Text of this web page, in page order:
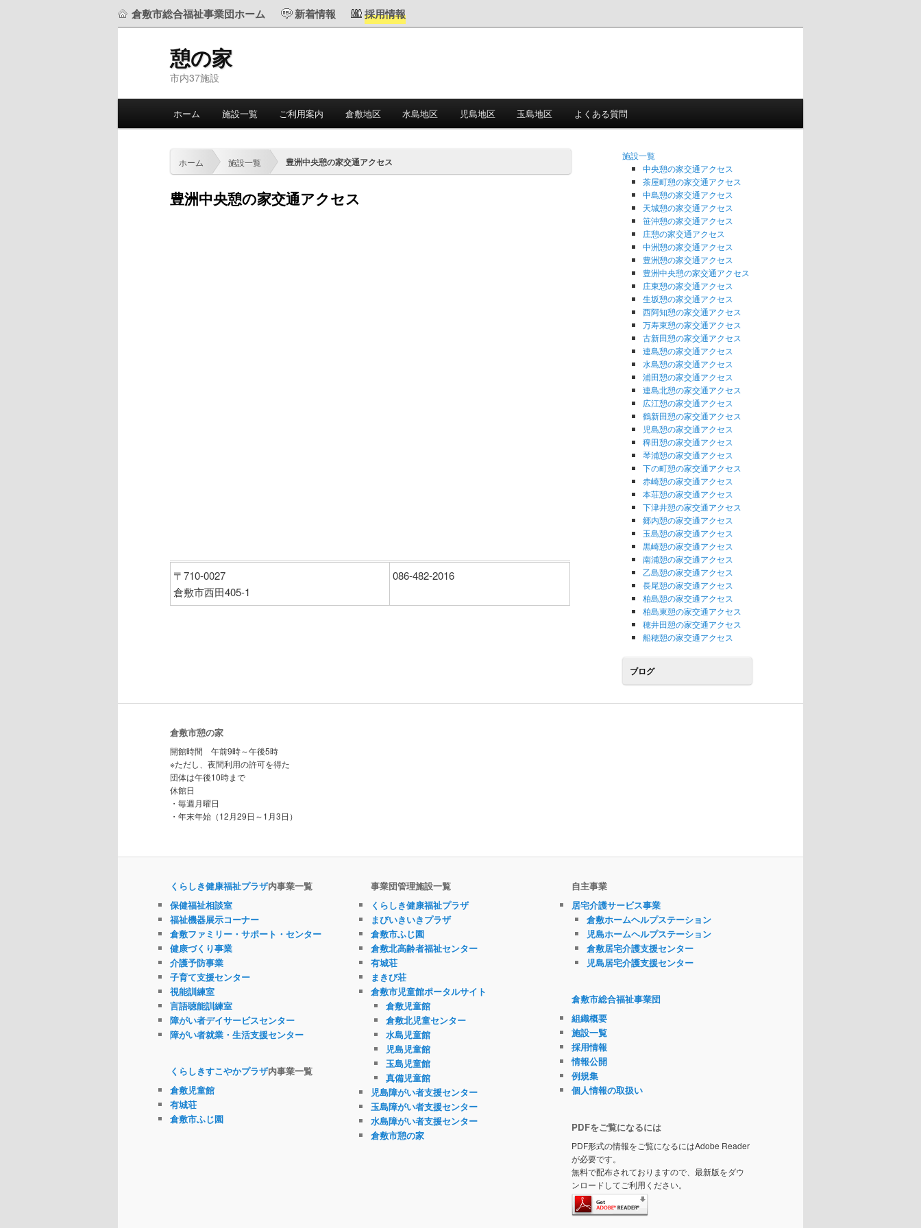
倉敷市総合福祉事業団ホーム 新着情報 採用情報
憩の家
市内37施設
メ
サ
ホーム 施設一覧 ご利用案内 倉敷地区 水島地区 児島地区 玉島地区 よくある質問
ホーム 施設一覧 豊洲中央憩の家交通アクセス
豊洲中央憩の家交通アクセス
〒710-0027
倉敷市西田405-1
086-482-2016
施設一覧
中央憩の家交通アクセス
茶屋町憩の家交通アクセス
中島憩の家交通アクセス
天城憩の家交通アクセス
笹沖憩の家交通アクセス
庄憩の家交通アクセス
中洲憩の家交通アクセス
豊洲憩の家交通アクセス
豊洲中央憩の家交通アクセス
庄東憩の家交通アクセス
生坂憩の家交通アクセス
西阿知憩の家交通アクセス
万寿東憩の家交通アクセス
古新田憩の家交通アクセス
連島憩の家交通アクセス
水島憩の家交通アクセス
浦田憩の家交通アクセス
連島北憩の家交通アクセス
広江憩の家交通アクセス
鶴新田憩の家交通アクセス
児島憩の家交通アクセス
稗田憩の家交通アクセス
琴浦憩の家交通アクセス
下の町憩の家交通アクセス
赤崎憩の家交通アクセス
本荘憩の家交通アクセス
下津井憩の家交通アクセス
郷内憩の家交通アクセス
玉島憩の家交通アクセス
黒崎憩の家交通アクセス
南浦憩の家交通アクセス
乙島憩の家交通アクセス
長尾憩の家交通アクセス
柏島憩の家交通アクセス
柏島東憩の家交通アクセス
穂井田憩の家交通アクセス
船穂憩の家交通アクセス
ブログ
倉敷市憩の家
開館時間 午前9時～午後5時
※ただし、夜間利用の許可を得た
団体は午後10時まで
休館日
・毎週月曜日
・年末年始（12月29日～1月3日）
くらしき健康福祉プラザ内事業一覧
保健福祉相談室
福祉機器展示コーナー
倉敷ファミリー・サポート・センター
健康づくり事業
介護予防事業
子育て支援センター
視能訓練室
言語聴能訓練室
障がい者デイサービスセンター
障がい者就業・生活支援センター
くらしきすこやかプラザ内事業一覧
倉敷児童館
有城荘
倉敷市ふじ園
事業団管理施設一覧
くらしき健康福祉プラザ
まびいきいきプラザ
倉敷市ふじ園
倉敷北高齢者福祉センター
有城荘
まきび荘
倉敷市児童館ポータルサイト
倉敷児童館
倉敷北児童センター
水島児童館
児島児童館
玉島児童館
真備児童館
児島障がい者支援センター
玉島障がい者支援センター
水島障がい者支援センター
倉敷市憩の家
自主事業
居宅介護サービス事業
倉敷ホームヘルプステーション
児島ホームヘルプステーション
倉敷居宅介護支援センター
児島居宅介護支援センター
倉敷市総合福祉事業団
組織概要
施設一覧
採用情報
情報公開
例規集
個人情報の取扱い
PDFをご覧になるには
PDF形式の情報をご覧になるにはAdobe Reader
が必要です。
無料で配布されておりますので、最新版をダウ
ンロードしてご利用ください。